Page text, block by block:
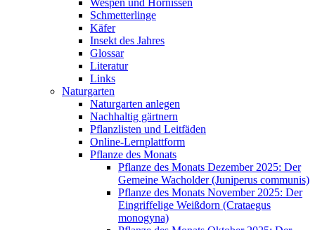
Wespen und Hornissen
Schmetterlinge
Käfer
Insekt des Jahres
Glossar
Literatur
Links
Naturgarten
Naturgarten anlegen
Nachhaltig gärtnern
Pflanzlisten und Leitfäden
Online-Lernplattform
Pflanze des Monats
Pflanze des Monats Dezember 2025: Der
Gemeine Wacholder (Juniperus communis)
Pflanze des Monats November 2025: Der
Eingriffelige Weißdorn (Crataegus
monogyna)